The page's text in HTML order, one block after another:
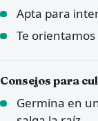
Apta para
Te
Consejos para
Germina en